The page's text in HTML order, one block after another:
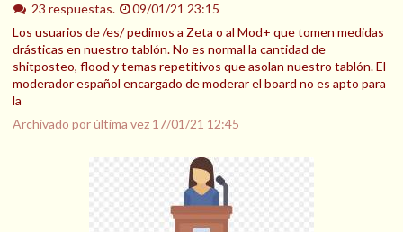
23 respuestas.
09/01/21 23:15
Los usuarios de /es/ pedimos a Zeta o al Mod+ que tomen medidas
drásticas en nuestro tablón. No es normal la cantidad de
shitposteo, flood y temas repetitivos que asolan nuestro tablón. El
moderador español encargado de moderar el board no es apto para
la
Archivado por última vez 17/01/21 12:45